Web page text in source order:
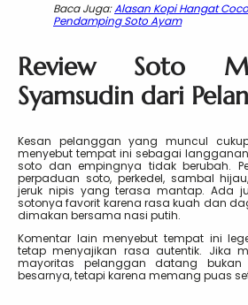
Baca Juga:Alasan Kopi Hangat
Pendamping Soto Ayam
Review Soto
Syamsudin dari
Kesan pelanggan yang muncul
menyebut tempat ini sebagai
soto dan empingnya tidak berubah.
perpaduan soto, perkedel, sambal
jeruk nipis yang terasa mantap. Ada
sotonya favorit karena rasa kuah dan
dimakan bersama nasi putih.
Komentar lain menyebut tempat ini
tetap menyajikan rasa autentik. Jika
mayoritas pelanggan datang
besarnya, tetapi karena memang puas